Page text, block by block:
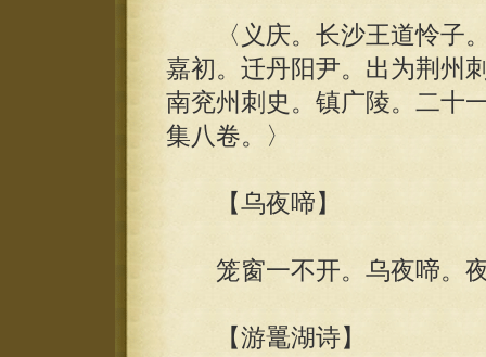
〈义庆。长沙王道怜子。
嘉初。迁丹阳尹。出为荆州
南兖州刺史。镇广陵。二十
集八卷。〉
【乌夜啼】
笼窗一不开。乌夜啼。
【游鼍湖诗】